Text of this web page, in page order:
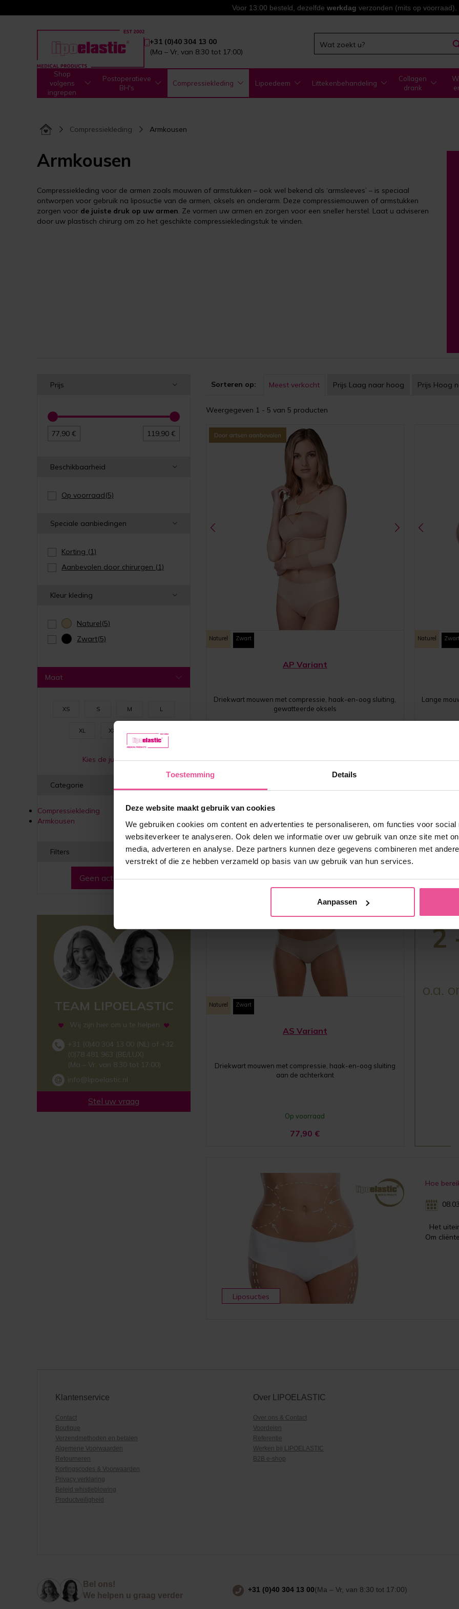
Toestemming Details
Deze website maakt gebruik van cookies
We gebruiken cookies om content en advertenties te personaliseren, om functies voor social
websiteverkeer te analyseren. Ook delen we informatie over uw gebruik van onze site met
media, adverteren en analyse. Deze partners kunnen deze gegevens combineren met
verstrekt of die ze hebben verzameld op basis van uw gebruik van hun services.
Aanpassen
Voor 13:00 besteld, dezelfde werkdag verzonden (mits op voorraad).
+31 (0)40 304 13 00
(Ma – Vr, van 8:30 tot 17:00)
Shop
volgens
ingrepen
Postoperatieve
BH's
Compressiekleding Lipoedeem Littekenbehandeling
Collagen
drank
Compressiekleding Armkousen
Armkousen
Compressiekleding voor de armen zoals mouwen of armstukken – ook wel bekend als ‘armsleeves’ – is speciaal
ontworpen voor gebruik na liposuctie van de armen, oksels en onderarm. Deze compressiemouwen of armstukken
zorgen voor de juiste druk op uw armen. Ze vormen uw armen en zorgen voor een sneller herstel. Laat u adviseren
door uw plastisch chirurg om zo het geschikte compressiekledingstuk te vinden.
Prijs
77,90 € 119,90 €
Beschikbaarheid
Op voorraad(5)
Speciale aanbiedingen
Korting (1)
Aanbevolen door chirurgen (1)
Kleur kleding
Naturel(5)
Zwart(5)
Maat
XS S M L
XL XXL
Kies de juiste maat
Categorie
Compressiekleding
Armkousen
Filters
Geen actieve filters
TEAM LIPOELASTIC
Wij zijn hier om u te helpen
+31 (0)40 304 13 00 (NL) of +32
(0)78 481 963 (BE/LUX)
(Ma – Vr, van 8:30 tot 17:00)
info@lipoelastic.nl
Stel uw vraag
Sorteren op: Meest verkocht Prijs Laag naar hoog Prijs Hoog
Weergegeven 1 - 5 van 5 producten
Naturel Zwart
AP Variant
Driekwart mouwen met compressie, haak-en-oog sluiting,
gewatteerde oksels
Naturel
Lange
Naturel Zwart
AS Variant
Driekwart mouwen met compressie, haak-en-oog sluiting
aan de achterkant
Op voorraad
77,90 €
2
o.a.
Liposucties
Hoe
Het
Om
Klantenservice
Contact
Boutique
Verzendmethoden en betalen
Algemene Voorwaarden
Retourneren
Kortingscodes & Voorwaarden
Privacy verklaring
Beleid whistleblowing
Productveiligheid
Over LIPOELASTIC
Over ons & Contact
Voordelen
Referentie
Werken bij LIPOELASTIC
B2B e-shop
Bel ons!
We helpen u graag verder
+31 (0)40 304 13 00(Ma – Vr, van 8:30 tot 17:00)